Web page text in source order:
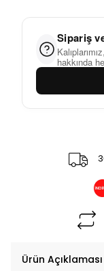
Sipariş
hakkında
Ürün Açıklaması